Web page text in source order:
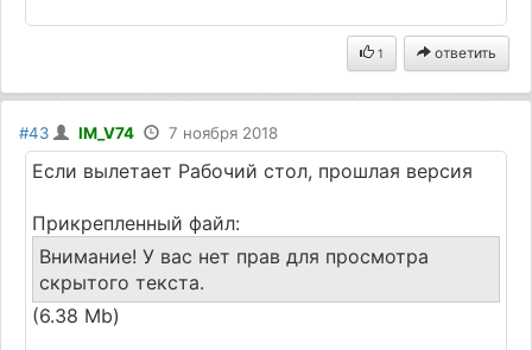
1 ответить
#43 IM_V74 7 ноября 2018
Если вылетает Рабочий стол, прошлая версия
Прикрепленный файл:
Внимание! У вас нет прав для просмотра
скрытого текста.
(6.38 Mb)